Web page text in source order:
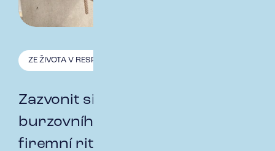
ZE ŽIVOTA V RESPECT
Zazvonit si na úspěch. Jak se z
burzovního gesta stal náš
firemní rituál